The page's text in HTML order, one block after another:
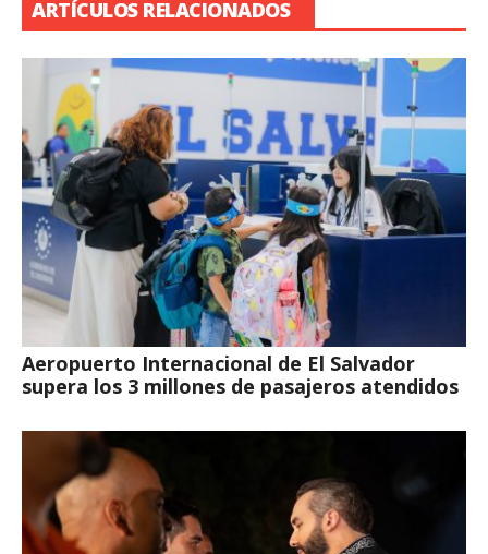
ARTÍCULOS RELACIONADOS
Aeropuerto Internacional de El Salvador
supera los 3 millones de pasajeros atendidos